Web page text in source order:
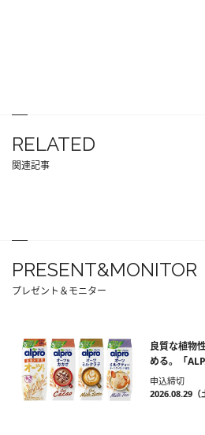
RELATED
関連記事
PRESENT&MONITOR
プレゼント＆モニター
良質な植物
める。「
申込締切
2026.08.29（